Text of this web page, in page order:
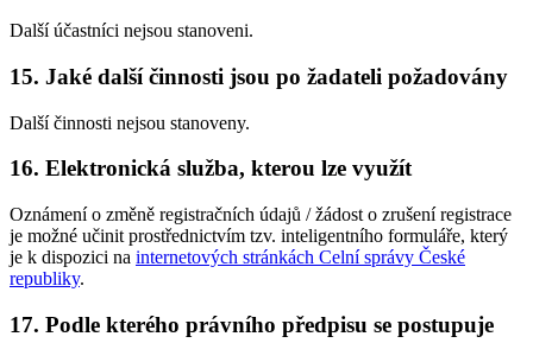
Další účastníci nejsou stanoveni.
15. Jaké další činnosti jsou po žadateli požadovány
Další činnosti nejsou stanoveny.
16. Elektronická služba, kterou lze využít
Oznámení o změně registračních údajů / žádost o zrušení registrace
je možné učinit prostřednictvím tzv. inteligentního formuláře, který
je k dispozici na internetových stránkách Celní správy České
republiky.
17. Podle kterého právního předpisu se postupuje